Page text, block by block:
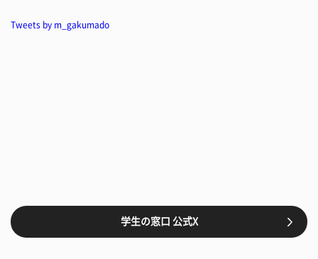
Tweets by m_gakumado
学生の窓口 公式X